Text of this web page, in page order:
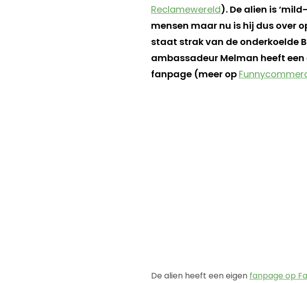
Reclamewereld). De alien is
mensen maar nu is hij dus over
staat strak van de onderkoelde
ambassadeur Melman heeft
fanpage (meer op
De alien heeft een eigen fanpage op